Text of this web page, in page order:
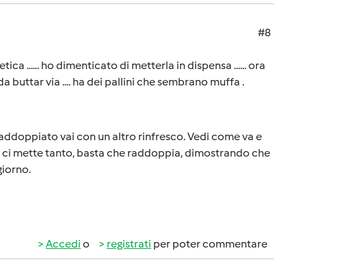
#8
...... ho dimenticato di metterla in dispensa ...... ora
buttar via .... ha dei pallini che sembrano muffa .
vai con un altro rinfresco. Vedi come va e
mette tanto, basta che raddoppia, dimostrando che
Accedi o registrati per poter commentare